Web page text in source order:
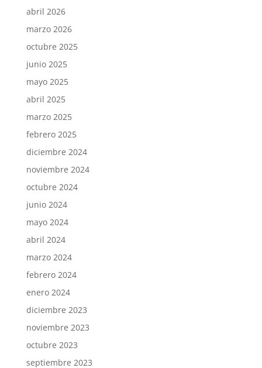
abril 2026
marzo 2026
octubre 2025
junio 2025
mayo 2025
abril 2025
marzo 2025
febrero 2025
diciembre 2024
noviembre 2024
octubre 2024
junio 2024
mayo 2024
abril 2024
marzo 2024
febrero 2024
enero 2024
diciembre 2023
noviembre 2023
octubre 2023
septiembre 2023